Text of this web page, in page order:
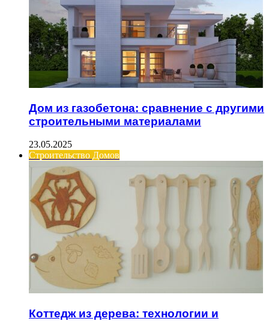
Дом из газобетона: сравнение с другими
строительными материалами
23.05.2025
Строительство Домов
Коттедж из дерева: технологии и